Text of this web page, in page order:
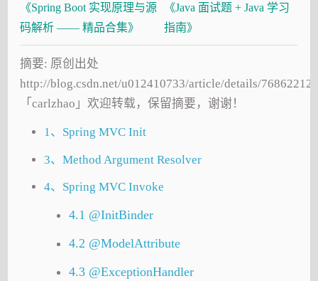
《Spring Boot 实现原理与源
码解析 —— 精品合集》
《Java 面试题 + Java 学习
指南》
摘要: 原创出处
http://blog.csdn.net/u012410733/article/details/76862212
「carlzhao」欢迎转载，保留摘要，谢谢！
1、Spring MVC Init
3、Method Argument Resolver
4、Spring MVC Invoke
4.1 @InitBinder
4.2 @ModelAttribute
4.3 @ExceptionHandler